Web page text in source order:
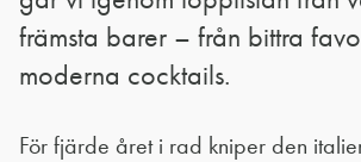
främsta barer – från bittra
moderna cocktails.
För fjärde året i rad kniper den